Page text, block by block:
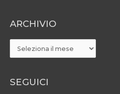
ARCHIVIO
ARCHIVIO
SEGUICI